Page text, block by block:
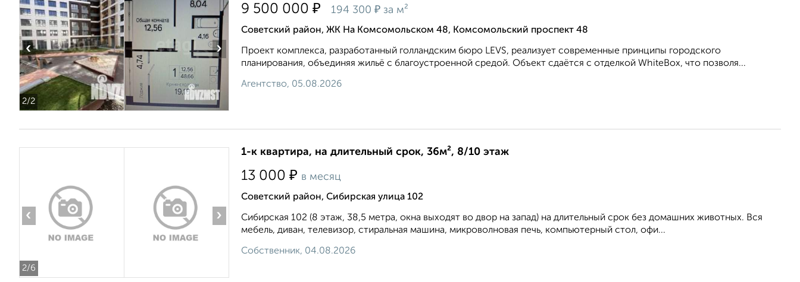
2/2
‹ ›
9 500 000 ₽ 194 300 ₽ за м²
Советский район, ЖК На Комсомольском 48, Комсомольский проспект 48
Проект комплекса, разработанный голландским бюро LEVS, реализует современные принципы городского
планирования, объединяя жильё с благоустроенной средой. Объект сдаётся с отделкой WhiteBox, что позволя...
Агентство, 05.08.2026
2/6
‹ ›
1-к квартира, на длительный срок, 36м², 8/10 этаж
13 000 ₽ в месяц
Советский район, Сибирская улица 102
Сибирская 102 (8 этаж, 38,5 метра, окна выходят во двор на запад) на длительный срок без домашних животных. Вся
мебель, диван, телевизор, стиральная машина, микроволновая печь, компьютерный стол, офи...
Собственник, 04.08.2026